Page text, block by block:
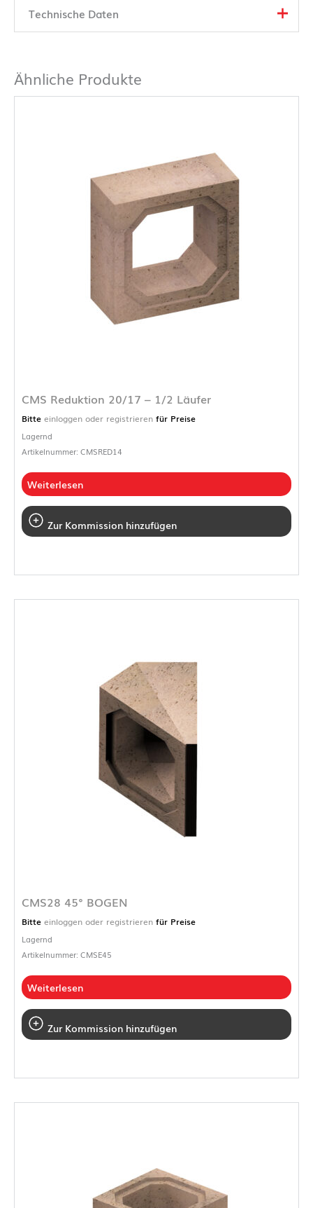
Technische Daten
Ähnliche Produkte
CMS Reduktion 20/17 – 1/2 Läufer
Bitte einloggen oder registrieren für Preise
Lagernd
Artikelnummer: CMSRED14
Weiterlesen
Zur Kommission hinzufügen
CMS28 45° BOGEN
Bitte einloggen oder registrieren für Preise
Lagernd
Artikelnummer: CMSE45
Weiterlesen
Zur Kommission hinzufügen